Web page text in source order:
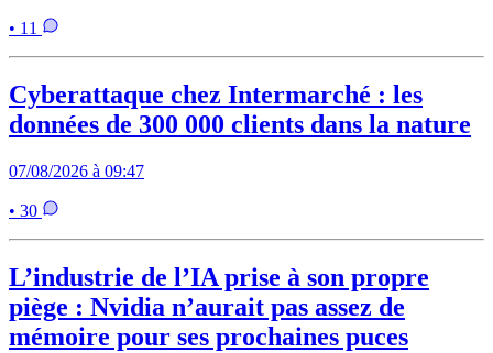
• 11
Cyberattaque chez Intermarché : les
données de 300 000 clients dans la nature
07/08/2026 à 09:47
• 30
L’industrie de l’IA prise à son propre
piège : Nvidia n’aurait pas assez de
mémoire pour ses prochaines puces